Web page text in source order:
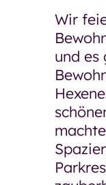
Ehrenamt
Wir
und es